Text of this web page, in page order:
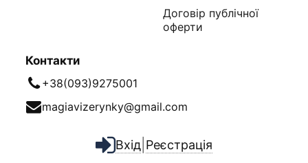
Договір публічної
оферти
Контакти
+38(093)9275001
magiavizerynky@gmail.com
Вхід Реєстрація